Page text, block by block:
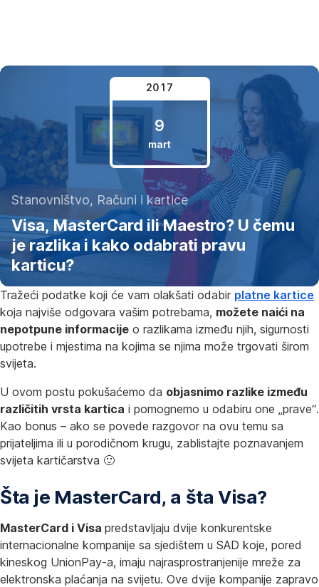
2017
9
mart
9.
mart
2017.
Stanovništvo, Računi i kartice
Visa, MasterCard ili Maestro? U čemu
je razlika i kako odabrati pravu
karticu?
Tražeći podatke koji će vam olakšati odabir platne kartice
koja najviše odgovara vašim potrebama, možete naići na
nepotpune informacije o razlikama između njih, sigurnosti
upotrebe i mjestima na kojima se njima može trgovati širom
svijeta.
U ovom postu pokušaćemo da objasnimo razlike između
različitih vrsta kartica i pomognemo u odabiru one „prave“.
Kao bonus – ako se povede razgovor na ovu temu sa
prijateljima ili u porodičnom krugu, zablistajte poznavanjem
svijeta kartičarstva 🙂
Šta je MasterCard, a šta Visa?
MasterCard i Visa predstavljaju dvije konkurentske
internacionalne kompanije sa sjedištem u SAD koje, pored
kineskog UnionPay-a, imaju najrasprostranjenije mreže za
elektronska plaćanja na svijetu. Ove dvije kompanije zapravo